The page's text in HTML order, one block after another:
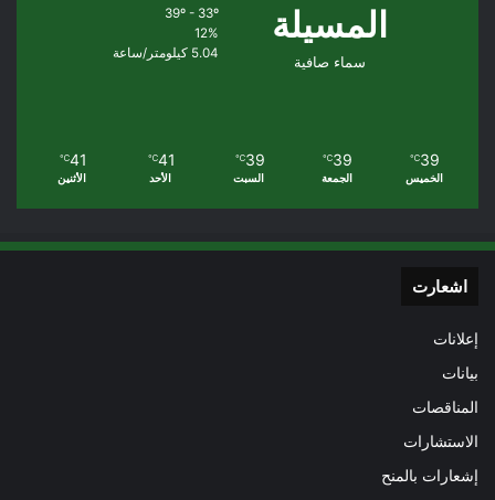
المسيلة
سماء صافية
39º - 33º
12%
5.04 كيلومتر/ساعة
39
℃
الخميس
39
℃
الجمعة
39
℃
السبت
41
℃
الأحد
41
℃
الأثنين
اشعارت
إعلانات
بيانات
المناقصات
الاستشارات
إشعارات بالمنح